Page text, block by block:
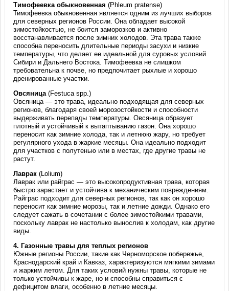
Тимофеевка обыкновенная (Phleum pratense)
Тимофеевка обыкновенная является одним из лучших выборов
для северных регионов России. Она обладает высокой
зимостойкостью, не боится заморозков и активно
восстанавливается после зимних холодов. Эта трава также
способна переносить длительные периоды засухи и низкие
температуры, что делает ее идеальной для суровых условий
Сибири и Дальнего Востока. Тимофеевка не слишком
требовательна к почве, но предпочитает рыхлые и хорошо
дренированные участки.
Овсяница (Festuca spp.)
Овсяница — это трава, идеально подходящая для северных
регионов, благодаря своей морозостойкости и способности
выдерживать перепады температуры. Овсяница образует
плотный и устойчивый к вытаптыванию газон. Она хорошо
переносит как зимние холода, так и летнюю жару, но требует
регулярного ухода в жаркие месяцы. Она идеально подходит
для участков с полутенью или в местах, где другие травы не
растут.
Лаврак (Lolium)
Лаврак или райграс — это высокопродуктивная трава, которая
быстро зарастает и устойчива к механическим повреждениям.
Райграс подходит для северных регионов, так как он хорошо
переносит как зимние морозы, так и летние дожди. Однако его
следует сажать в сочетании с более зимостойкими травами,
поскольку лаврак не настолько вынослив к холодам, как другие
виды.
4.Газонные травы для теплых регионов
Южные регионы России, такие как Черноморское побережье,
Краснодарский край и Кавказ, характеризуются мягкими зимами
и жарким летом. Для таких условий нужны травы, которые не
только устойчивы к жаре, но и способны справиться с
дефицитом влаги, особенно в летние месяцы.